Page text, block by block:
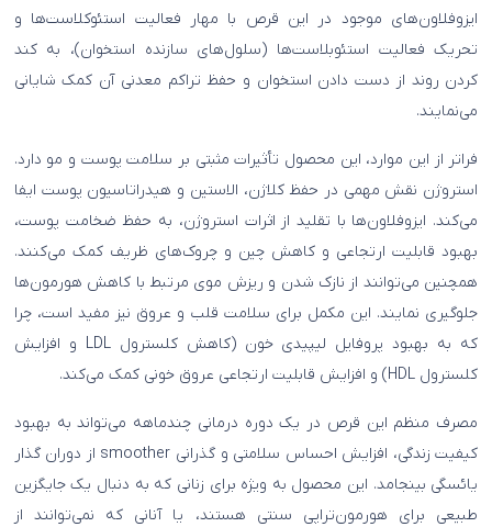
ایزوفلاون‌های موجود در این قرص با مهار فعالیت استئوکلاست‌ها و
تحریک فعالیت استئوبلاست‌ها (سلول‌های سازنده استخوان)، به کند
کردن روند از دست دادن استخوان و حفظ تراکم معدنی آن کمک شایانی
می‌نمایند.
فراتر از این موارد، این محصول تأثیرات مثبتی بر سلامت پوست و مو دارد.
استروژن نقش مهمی در حفظ کلاژن، الاستین و هیدراتاسیون پوست ایفا
می‌کند. ایزوفلاون‌ها با تقلید از اثرات استروژن، به حفظ ضخامت پوست،
بهبود قابلیت ارتجاعی و کاهش چین و چروک‌های ظریف کمک می‌کنند.
همچنین می‌توانند از نازک شدن و ریزش موی مرتبط با کاهش هورمون‌ها
جلوگیری نمایند. این مکمل برای سلامت قلب و عروق نیز مفید است، چرا
که به بهبود پروفایل لیپیدی خون (کاهش کلسترول LDL و افزایش
کلسترول HDL) و افزایش قابلیت ارتجاعی عروق خونی کمک می‌کند.
مصرف منظم این قرص در یک دوره درمانی چندماهه می‌تواند به بهبود
کیفیت زندگی، افزایش احساس سلامتی و گذرانی smoother از دوران گذار
یائسگی بینجامد. این محصول به ویژه برای زنانی که به دنبال یک جایگزین
طبیعی برای هورمون‌تراپی سنتی هستند، یا آنانی که نمی‌توانند از